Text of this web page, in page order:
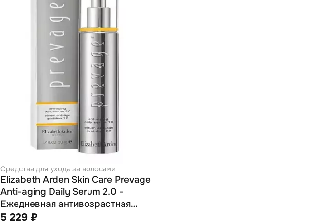
Средства для ухода за волосами
Elizabeth Arden Skin Care Prevage
Anti-aging Daily Serum 2.0 -
Ежедневная антивозрастная
сыворотка для лица 50 мл
5 229 ₽